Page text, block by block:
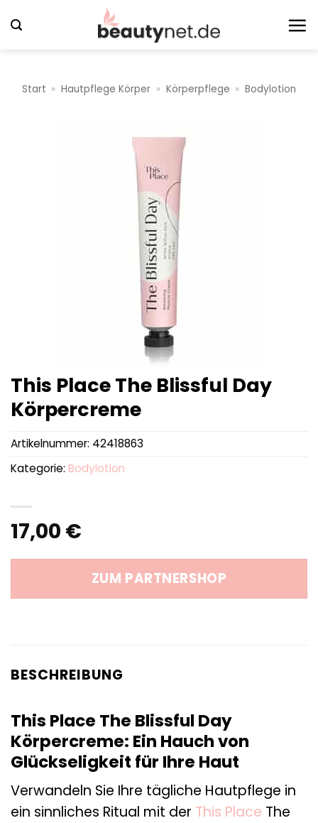
Inhalt
Start » Hautpflege Körper » Körperpflege » Bodylotion
This Place The Blissful Day
Körpercreme
17,00 €
ZUM PARTNERSHOP
Artikelnummer: 42418863
Kategorie: Bodylotion
BESCHREIBUNG
This Place The Blissful Day
Körpercreme: Ein Hauch von
Glückseligkeit für Ihre Haut
Verwandeln Sie Ihre tägliche Hautpflege in
ein sinnliches Ritual mit der This Place The